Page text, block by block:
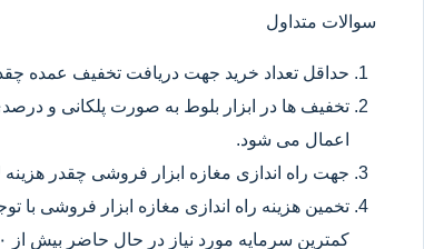
سوالات متداول
حداقل تعداد خرید جهت دریافت تخفیف عمده
تخفیف ها در ابزار بلوط به صورت پلکانی و
اعمال می شود.
جهت راه اندازی مغازه ابزار فروشی چقدر
تخمین هزینه راه اندازی مغازه ابزار فروشی با
کمترین سرمایه مورد نیاز در حال حاضر بیش از ۲۰۰ میلیون تومان می باشد.